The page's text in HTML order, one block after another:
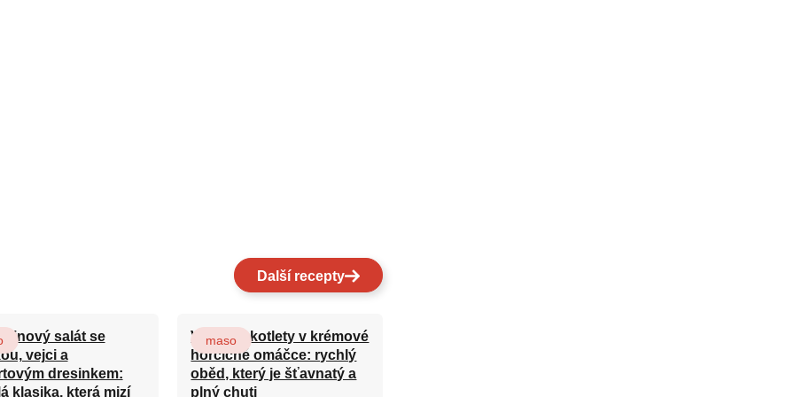
Další recepty
salát se
vejci a
dresinkem:
klasika, která mizí
Vepřové kotlety v krémové
hořčičné omáčce: rychlý
oběd, který je šťavnatý a
plný chuti
maso